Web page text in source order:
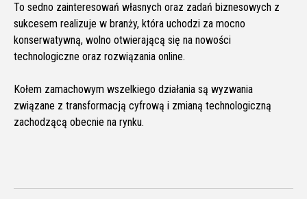
To sedno zainteresowań własnych oraz zadań biznesowych z
sukcesem realizuje w branży, która uchodzi za mocno
konserwatywną, wolno otwierającą się na nowości
technologiczne oraz rozwiązania online.
Kołem zamachowym wszelkiego działania są wyzwania
związane z transformacją cyfrową i zmianą technologiczną
zachodzącą obecnie na rynku.